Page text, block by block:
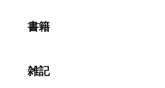
書籍
雑記